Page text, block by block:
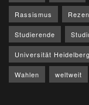
Rassismus
Studierende
Universität Heidelberg
Wahlen weltweit